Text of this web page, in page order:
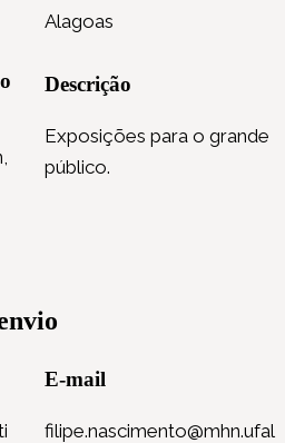
Alagoas
Descrição
Exposições para o grande
público.
E-mail
filipe.nascimento@mhn.ufal